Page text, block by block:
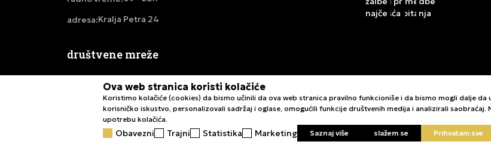
adresa:Kralja Petra 24
najčešća pitanja
društvene mreže
Ova web stranica koristi kolačiće
Koristimo kolačiće (cookies) da bismo učinili da ova web stranica pravilno funkcioniše i da bismo mogli dalje
korisničko iskustvo, personalizovali sadržaj i oglase, omogućili funkcije društvenih medija i analizirali
upotrebu kolačića.
Obavezni Trajni Statistika Marketing Saznaj više slažem se Prihvatam sve